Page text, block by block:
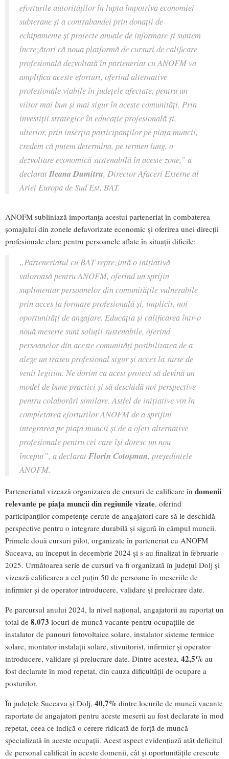
eforturile autorităților în lupta împotriva economiei
subterane și a contrabandei prin donații de
echipamente și proiecte anuale de informare și suntem
încrezători că noua platformă de cursuri de calificare
profesională dezvoltată în parteneriat cu ANOFM va
amplifica aceste eforturi, oferind alternative
profesionale viabile în județele afectate, pentru un
viitor mai bun și mai sigur în aceste comunități. Prin
investiții strategice în educație profesională și,
ulterior, prin inserția participanților pe piața muncii,
credem că putem determina, pe termen lung, o
dezvoltare economică sustenabilă în aceste zone,” a
declaratIleana Dumitru, Director Afaceri Externe al
Ariei Europa de Sud Est, BAT.
ANOFM subliniază importanța acestui parteneriat în combaterea
șomajului din zonele defavorizate economic și oferirea unei direcții
profesionale clare pentru persoanele aflate în situații dificile:
„Parteneriatul cu BAT reprezintă o inițiativă
valoroasă pentru ANOFM, oferind un sprijin
suplimentar persoanelor din comunitățile vulnerabile
prin acces la formare profesională și, implicit, noi
oportunități de angajare. Educația și calificarea într-o
nouă meserie sunt soluții sustenabile, oferind
persoanelor din aceste comunități posibilitatea de a
alege un traseu profesional sigur și acces la surse de
venit legitim. Ne dorim ca acest proiect să devină un
model de bune practici și să deschidă noi perspective
pentru colaborări similare. Astfel de inițiative vin în
completarea eforturilor ANOFM de a sprijini
integrarea pe piața muncii și de a oferi alternative
profesionale pentru cei care își doresc un nou
început”, a declaratFlorin Cotoșman, președintele
ANOFM.
Parteneriatul vizează organizarea de cursuri de calificare în domenii
relevante pe piața muncii din regiunile vizate, oferind
participanților competențe cerute de angajatori care să le deschidă
perspective pentru o integrare durabilă și sigură în câmpul muncii.
Primele două cursuri pilot, organizate în parteneriat cu ANOFM
Suceava, au început în decembrie 2024 și s-au finalizat în februarie
2025. Următoarea serie de cursuri va fi organizată în județul Dolj și
vizează calificarea a cel puțin 50 de persoane în meseriile de
infirmier și de operator introducere, validare și prelucrare date.
Pe parcursul anului 2024, la nivel național, angajatorii au raportat un
total de 8.073 locuri de muncă vacante pentru ocupațiile de
instalator de panouri fotovoltaice solare, instalator sisteme termice
solare, montator instalații solare, stivuitorist, infirmier și operator
introducere, validare și prelucrare date. Dintre acestea, 42,5% au
fost declarate în mod repetat, din cauza dificultății de ocupare a
posturilor.
În județele Suceava și Dolj, 40,7% dintre locurile de muncă vacante
raportate de angajatori pentru aceste meserii au fost declarate în mod
repetat, ceea ce indică o cerere ridicată de forță de muncă
specializată în aceste ocupații. Acest aspect evidențiază atât deficitul
de personal calificat în aceste domenii, cât și oportunitățile crescute